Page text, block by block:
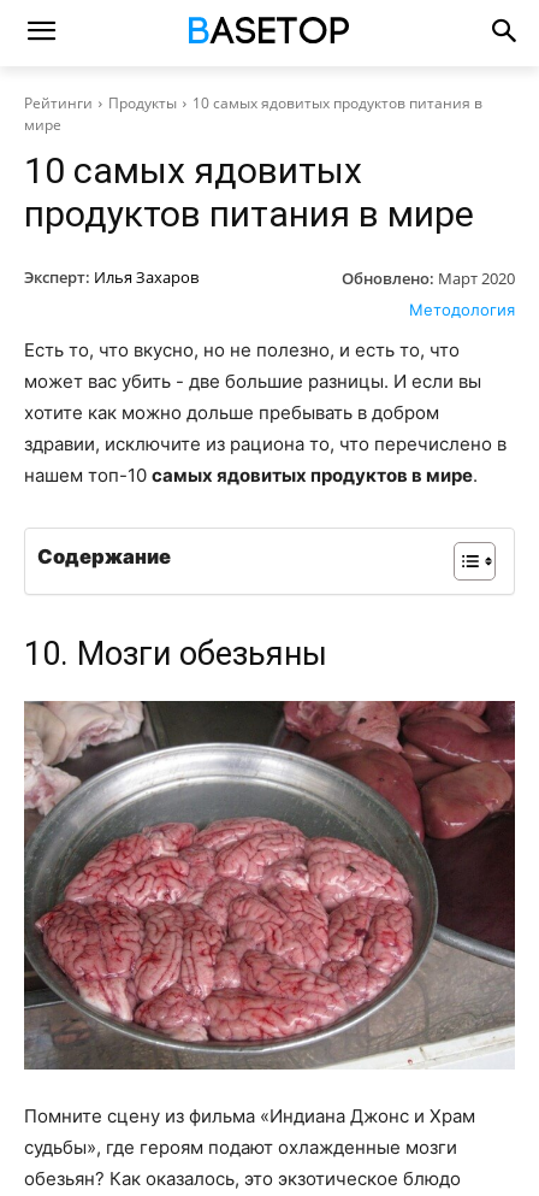
Рейтинги Продукты
10 самых ядовитых продуктов питания в
мире
10 самых ядовитых
продуктов питания в мире
Эксперт: Илья Захаров Обновлено: Март 2020
Методология
Есть то, что вкусно, но не полезно, и есть то, что
может вас убить - две большие разницы. И если вы
хотите как можно дольше пребывать в добром
здравии, исключите из рациона то, что перечислено в
нашем топ-10 самых ядовитых продуктов в мире.
Содержание
10. Мозги обезьяны
Помните сцену из фильма «Индиана Джонс и Храм
судьбы», где героям подают охлажденные мозги
обезьян? Как оказалось, это экзотическое блюдо